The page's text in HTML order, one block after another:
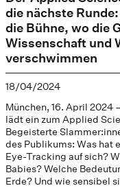
die nächste
die Bühne, wo die
Wissenschaft und
verschwimmen
18/04/2024
München, 16. April 2024
lädt ein zum Applied
Begeisterte
des Publikums: Was hat
Eye-Tracking auf sich?
Babies? Welche
Erde? Und wie sensibel